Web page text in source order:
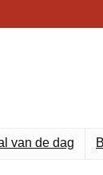
van de dag